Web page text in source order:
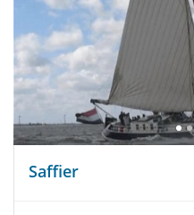
Saffier